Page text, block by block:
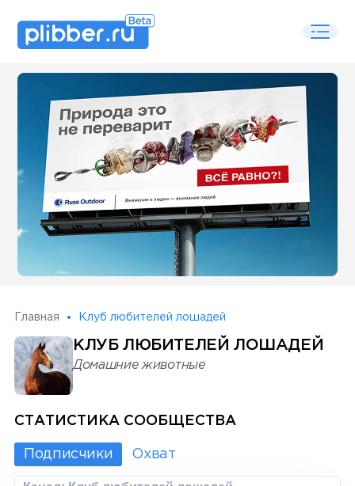
Some SEO Title
Главная Клуб любителей лошадей
КЛУБ ЛЮБИТЕЛЕЙ ЛОШАДЕЙ
Домашние животные
СТАТИСТИКА СООБЩЕСТВА
Подписчики Охват